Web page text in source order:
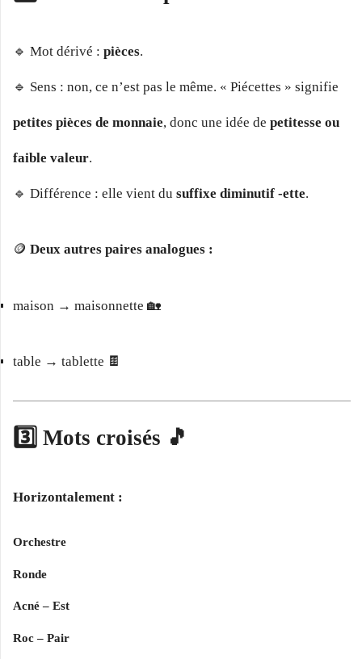
🔹 Mot dérivé : pièces.
🔹 Sens : non, ce n’est pas le même. « Piécettes » signifie
petites pièces de monnaie, donc une idée de petitesse ou
faible valeur.
🔹 Différence : elle vient du suffixe diminutif -ette.
🪙 Deux autres paires analogues :
maison → maisonnette 🏡
table → tablette 🍫
3️⃣ Mots croisés 🎵
Horizontalement :
Orchestre
Ronde
Acné – Est
Roc – Pair